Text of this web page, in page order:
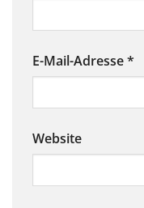
E-Mail-Adresse*
Website